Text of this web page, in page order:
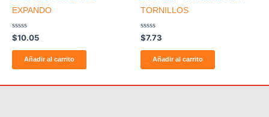
EXPANDO
Valorado
con
0
$10.05
Añadir al carrito
TORNILLOS
Valorado
con
0
$7.73
Añadir al carrito